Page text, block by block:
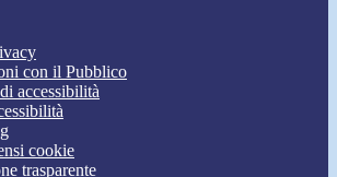
con il Pubblico
accessibilità
cookie
trasparente